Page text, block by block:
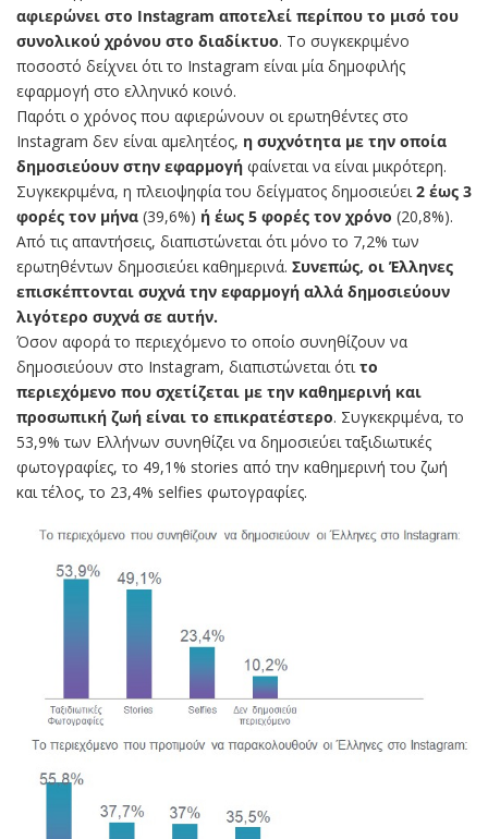
αφιερώνει στο Instagram αποτελεί περίπου το μισό του
συνολικού χρόνου στο διαδίκτυο. Το συγκεκριμένο
ποσοστό δείχνει ότι το Instagram είναι μία δημοφιλής
εφαρμογή στο ελληνικό κοινό.
Παρότι ο χρόνος που αφιερώνουν οι ερωτηθέντες στο
Instagram δεν είναι αμελητέος, η συχνότητα με την οποία
δημοσιεύουν στην εφαρμογή φαίνεται να είναι μικρότερη.
Συγκεκριμένα, η πλειοψηφία του δείγματος δημοσιεύει 2 έως 3
φορές τον μήνα (39,6%) ή έως 5 φορές τον χρόνο (20,8%).
Από τις απαντήσεις, διαπιστώνεται ότι μόνο το 7,2% των
ερωτηθέντων δημοσιεύει καθημερινά. Συνεπώς, οι Έλληνες
επισκέπτονται συχνά την εφαρμογή αλλά δημοσιεύουν
λιγότερο συχνά σε αυτήν.
Όσον αφορά το περιεχόμενο το οποίο συνηθίζουν να
δημοσιεύουν στο Instagram, διαπιστώνεται ότι το
περιεχόμενο που σχετίζεται με την καθημερινή και
προσωπική ζωή είναι το επικρατέστερο. Συγκεκριμένα, το
53,9% των Ελλήνων συνηθίζει να δημοσιεύει ταξιδιωτικές
φωτογραφίες, το 49,1% stories από την καθημερινή του ζωή
και τέλος, το 23,4% selfies φωτογραφίες.